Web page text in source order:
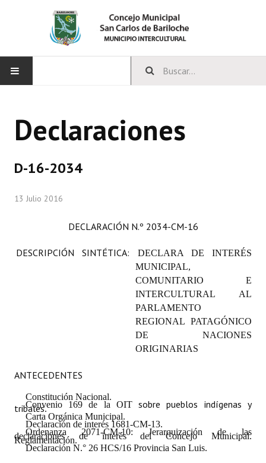
CONCEJO
Comisiones Especiales
Concejales Mandato Cumplido
Carta Orgánica 2007
Reglamento Interno
Digesto
Organigrama
Declaraciones
D-16-2034
13 Julio 2016
DECLARACIÓN N.º 2034-CM-16
DESCRIPCIÓN SINTÉTICA:
DECLARA DE INTERÉS
MUNICIPAL,
COMUNITARIO E
INTERCULTURAL AL
PARLAMENTO
REGIONAL PATAGÓNICO
DE NACIONES
ORIGINARIAS
ANTECEDENTES
Constitución Nacional.
Convenio 169 de la OITsobre pueblos indígenas y
tribales.
Carta Orgánica Municipal.
Declaración de interés 1681-CM-13.
Ordenanza 2071-CM-10: Jerarquización de las
declaraciones de interés del Concejo Municipal.
Reglamentación.
Declaración N.° 26 HCS/16 Provincia San Luis.